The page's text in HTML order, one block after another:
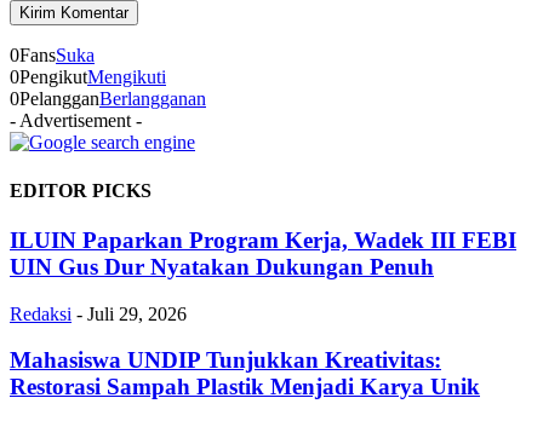
0FansSuka
0PengikutMengikuti
0PelangganBerlangganan
- Advertisement -
EDITOR PICKS
ILUIN Paparkan Program Kerja, Wadek III FEBI
UIN Gus Dur Nyatakan Dukungan Penuh
Redaksi - Juli 29, 2026
Mahasiswa UNDIP Tunjukkan Kreativitas:
Restorasi Sampah Plastik Menjadi Karya Unik